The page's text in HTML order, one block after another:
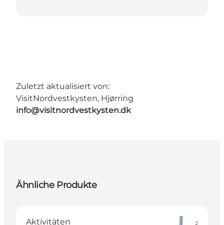
Zuletzt aktualisiert von:
VisitNordvestkysten, Hjørring
info@visitnordvestkysten.dk
Ähnliche Produkte
Aktivitäten